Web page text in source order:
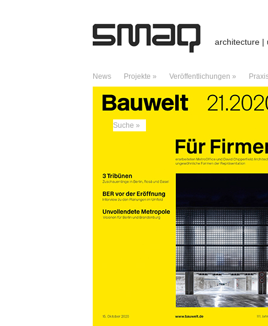
architecture |
News Projekte » Veröffentlichungen »
Suche »
NEUESTE BEITRÄGE
Preis / Hallenbad / Stadtlohn
Hallenbad – Stadtlohn
Vortrag / University of Edinburgh
Giraffes, Telegraphs, and Hero of
Charter of Dubai – A Manifesto of Critical
NEUESTE KOMMENTARE
Kreuzberg: Städtebaukonzept für
City boids – Caracas – ds3webzuCity
Good archteams | PearltreeszuCity
Februar 2026
Dezember 2025
November 2025
Oktober 2025
Dezember 2024